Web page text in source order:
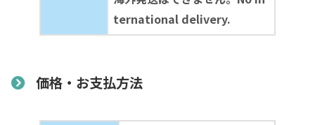
ternational delivery.
価格・お支払方法